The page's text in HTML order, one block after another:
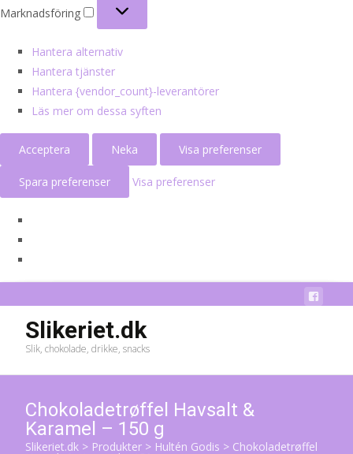
Marknadsföring
Hantera alternativ
Hantera tjänster
Hantera {vendor_count}-leverantörer
Läs mer om dessa syften
Acceptera Neka Visa preferenser
Spara preferenser Visa preferenser
Slikeriet.dk
Slik, chokolade, drikke, snacks
Chokoladetrøffel Havsalt &
Karamel – 150 g
Slikeriet.dk > Produkter > Hultén Godis > Chokoladetrøffel